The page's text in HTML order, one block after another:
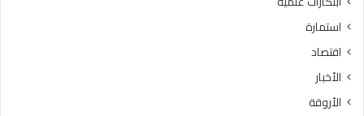
ل
استمارة
اقتصاد
الأخبار
الأروقة